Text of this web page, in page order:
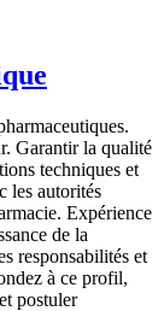
Garantir la qualité
techniques et
les autorités
Expérience
de la
responsabilités et
à ce profil,
postuler